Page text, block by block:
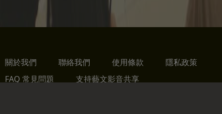
關於我們 聯絡我們 使用條款
隱私政策
FAQ 常見問題
支持藝文影音共享